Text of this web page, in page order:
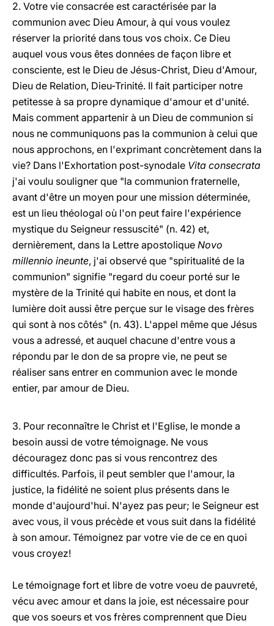
2. Votre vie consacrée est caractérisée par la
communion avec Dieu Amour, à qui vous voulez
réserver la priorité dans tous vos choix. Ce Dieu
auquel vous vous êtes données de façon libre et
consciente, est le Dieu de Jésus-Christ, Dieu d'Amour,
Dieu de Relation, Dieu-Trinité. Il fait participer notre
petitesse à sa propre dynamique d'amour et d'unité.
Mais comment appartenir à un Dieu de communion si
nous ne communiquons pas la communion à celui que
nous approchons, en l'exprimant concrètement dans la
vie? Dans l'Exhortation post-synodale Vita consecrata
j'ai voulu souligner que "la communion fraternelle,
avant d'être un moyen pour une mission déterminée,
est un lieu théologal où l'on peut faire l'expérience
mystique du Seigneur ressuscité" (n. 42) et,
dernièrement, dans la Lettre apostolique Novo
millennio ineunte, j'ai observé que "spiritualité de la
communion" signifie "regard du coeur porté sur le
mystère de la Trinité qui habite en nous, et dont la
lumière doit aussi être perçue sur le visage des frères
qui sont à nos côtés" (n. 43). L'appel même que Jésus
vous a adressé, et auquel chacune d'entre vous a
répondu par le don de sa propre vie, ne peut se
réaliser sans entrer en communion avec le monde
entier, par amour de Dieu.
3. Pour reconnaître le Christ et l'Eglise, le monde a
besoin aussi de votre témoignage. Ne vous
découragez donc pas si vous rencontrez des
difficultés. Parfois, il peut sembler que l'amour, la
justice, la fidélité ne soient plus présents dans le
monde d'aujourd'hui. N'ayez pas peur; le Seigneur est
avec vous, il vous précède et vous suit dans la fidélité
à son amour. Témoignez par votre vie de ce en quoi
vous croyez!
Le témoignage fort et libre de votre voeu de pauvreté,
vécu avec amour et dans la joie, est nécessaire pour
que vos soeurs et vos frères comprennent que Dieu